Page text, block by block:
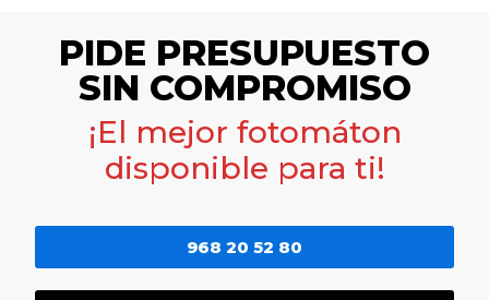
PIDE PRESUPUESTO
SIN COMPROMISO
¡El mejor fotomáton
disponible para ti!
968 20 52 80